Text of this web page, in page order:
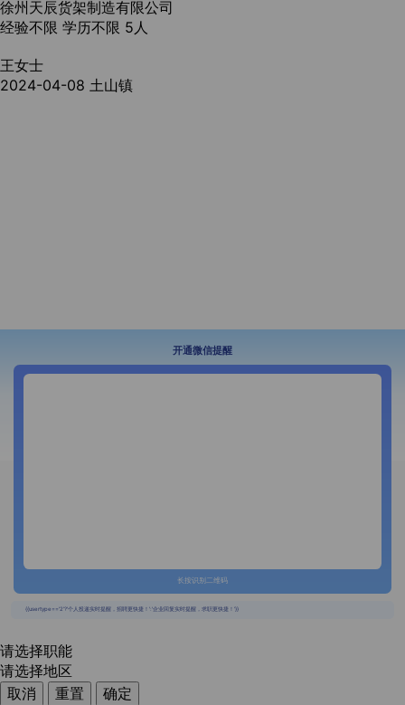
徐州天辰货架制造有限公司
经验不限 学历不限 5人
王女士
2024-04-08 土山镇
开通微信提醒
长按识别二维码
{{usertype=='2'?'个人投递实时提醒，招聘更快捷！':'企业回复实时提醒，求职更快捷！'}}
请选择职能
请选择地区
取消
重置
确定